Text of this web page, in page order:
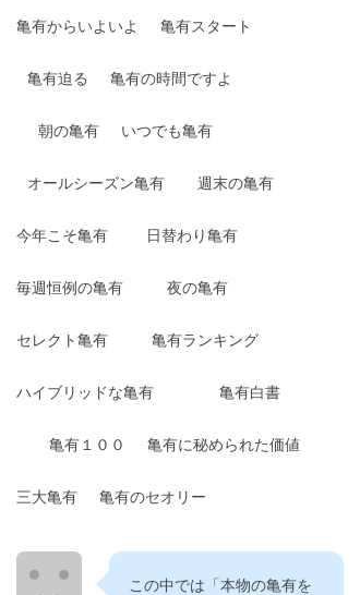
亀有からいよいよ 亀有スタート
亀有迫る 亀有の時間ですよ
朝の亀有 いつでも亀有
オールシーズン亀有 週末の亀有
今年こそ亀有 日替わり亀有
毎週恒例の亀有 夜の亀有
セレクト亀有 亀有ランキング
ハイブリッドな亀有 亀有白書
亀有１００ 亀有に秘められた価値
三大亀有 亀有のセオリー
この中では「本物の亀有を